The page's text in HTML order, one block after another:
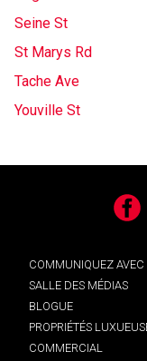
Seine St
St Marys Rd
Tache Ave
Youville St
COMMUNIQUEZ AVEC
SALLE DES MÉDIAS
BLOGUE
PROPRIÉTÉS
COMMERCIAL